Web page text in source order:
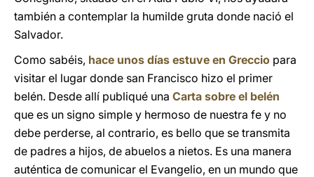
también a contemplar la humilde gruta donde nació el
Salvador.
Como sabéis, hace unos días estuve en Greccio para
visitar el lugar donde san Francisco hizo el primer
belén. Desde allí publiqué una Carta sobre el belén
que es un signo simple y hermoso de nuestra fe y no
debe perderse, al contrario, es bello que se transmita
de padres a hijos, de abuelos a nietos. Es una manera
auténtica de comunicar el Evangelio, en un mundo que